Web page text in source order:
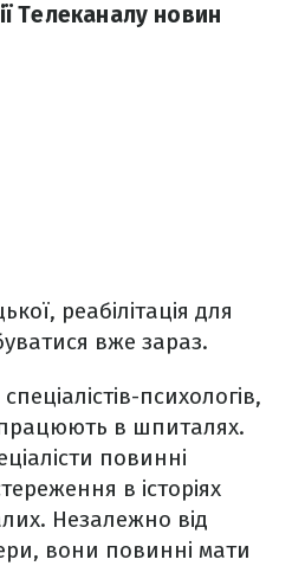
Телеканалу новин
реабілітація для
вже зараз.
психологів,
в шпиталях.
повинні
в історіях
Незалежно від
вони повинні мати